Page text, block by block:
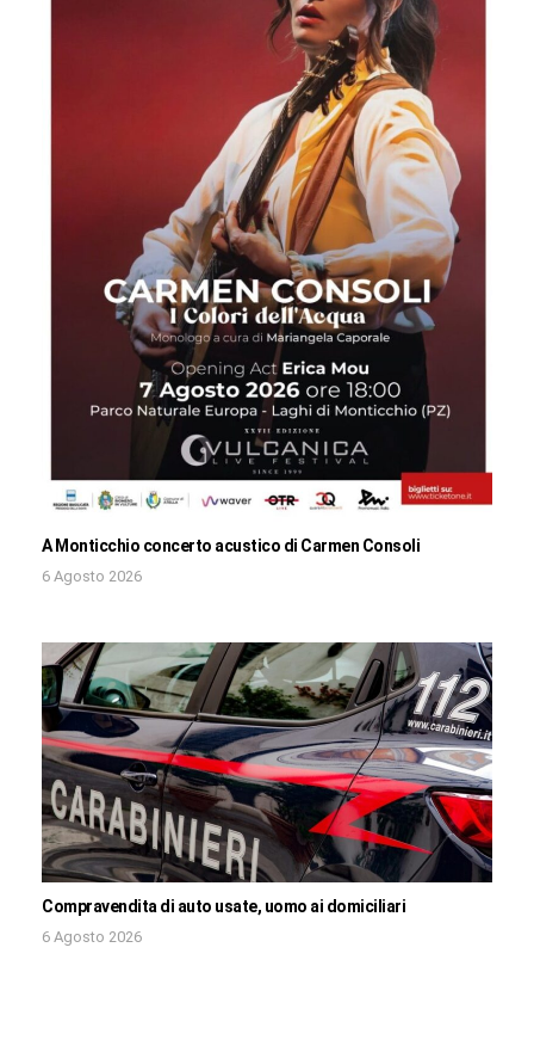
A Monticchio concerto acustico di Carmen Consoli
6 Agosto 2026
Compravendita di auto usate, uomo ai domiciliari
6 Agosto 2026